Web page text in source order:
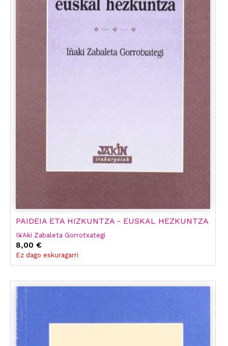
PAIDEIA ETA HIZKUNTZA - EUSKAL HEZKUNTZA
I¥Aki Zabaleta Gorrotxategi
8,00 €
Ez dago eskuragarri